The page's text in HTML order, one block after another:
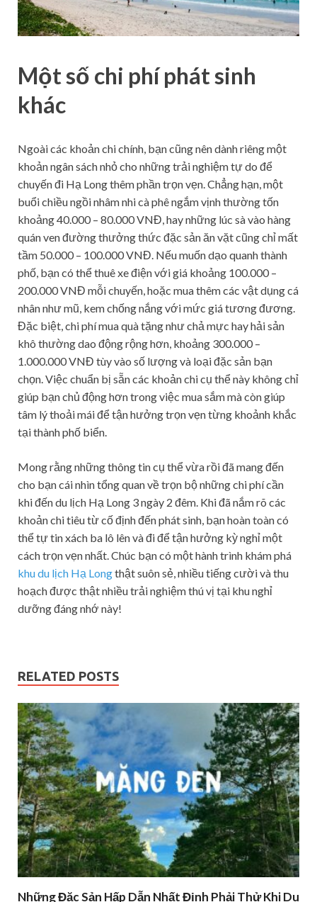
Một số chi phí phát sinh
khác
Ngoài các khoản chi chính, bạn cũng nên dành riêng một
khoản ngân sách nhỏ cho những trải nghiệm tự do để
chuyến đi Hạ Long thêm phần trọn vẹn. Chẳng hạn, một
buổi chiều ngồi nhâm nhi cà phê ngắm vịnh thường tốn
khoảng 40.000 – 80.000 VNĐ, hay những lúc sà vào hàng
quán ven đường thưởng thức đặc sản ăn vặt cũng chỉ mất
tầm 50.000 – 100.000 VNĐ. Nếu muốn dạo quanh thành
phố, bạn có thể thuê xe điện với giá khoảng 100.000 –
200.000 VNĐ mỗi chuyến, hoặc mua thêm các vật dụng cá
nhân như mũ, kem chống nắng với mức giá tương đương.
Đặc biệt, chi phí mua quà tặng như chả mực hay hải sản
khô thường dao động rộng hơn, khoảng 300.000 –
1.000.000 VNĐ tùy vào số lượng và loại đặc sản bạn
chọn. Việc chuẩn bị sẵn các khoản chi cụ thể này không chỉ
giúp bạn chủ động hơn trong việc mua sắm mà còn giúp
tâm lý thoải mái để tận hưởng trọn vẹn từng khoảnh khắc
tại thành phố biển.
Mong rằng những thông tin cụ thể vừa rồi đã mang đến
cho bạn cái nhìn tổng quan về trọn bộ những chi phí cần
khi đến du lịch Hạ Long 3 ngày 2 đêm. Khi đã nắm rõ các
khoản chi tiêu từ cố định đến phát sinh, bạn hoàn toàn có
thể tự tin xách ba lô lên và đi để tận hưởng kỳ nghỉ một
cách trọn vẹn nhất. Chúc bạn có một hành trình khám phá
khu du lịch Hạ Longthật suôn sẻ, nhiều tiếng cười và thu
hoạch được thật nhiều trải nghiệm thú vị tại khu nghỉ
dưỡng đáng nhớ này!
RELATED POSTS
Những Đặc Sản Hấp Dẫn Nhất Định Phải Thử Khi Du